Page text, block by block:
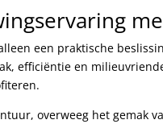
een praktische
efficiëntie en
overweeg het gemak